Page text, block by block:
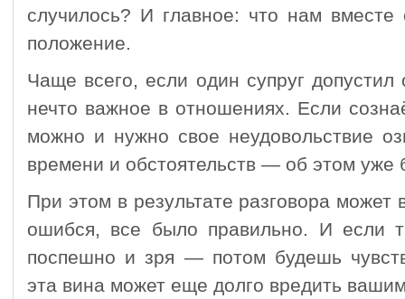
случилось? И главное: что нам вместе
положение.
Чаще всего, если один супруг допустил
нечто важное в отношениях. Если
можно и нужно свое неудовольствие
времени и обстоятельств — об этом уже
При этом в результате разговора может
ошибся, все было правильно. И если
поспешно и зря — потом будешь
эта вина может еще долго вредить